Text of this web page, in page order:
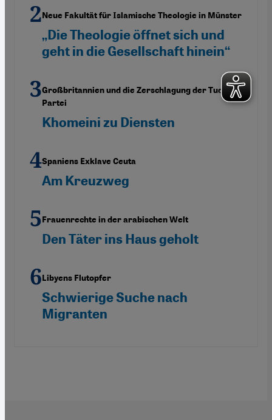
Neue Fakultät für Islamische Theologie in Münster
„Die Theologie öffnet sich und
geht in die Gesellschaft hinein“
Großbritannien und die Zerschlagung der Tudeh-
Partei
Khomeini zu Diensten
Spaniens Exklave Ceuta
Am Kreuzweg
Frauenrechte in der arabischen Welt
Den Täter ins Haus geholt
Libyens Flutopfer
Schwierige Suche nach
Migranten